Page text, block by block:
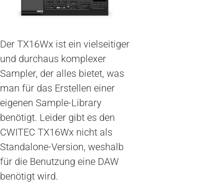
Der TX16Wx ist ein vielseitiger
und durchaus komplexer
Sampler, der alles bietet, was
man für das Erstellen einer
eigenen Sample-Library
benötigt. Leider gibt es den
CWITEC TX16Wx nicht als
Standalone-Version, weshalb
für die Benutzung eine DAW
benötigt wird.